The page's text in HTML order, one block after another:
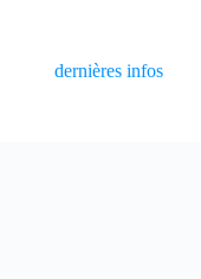
dernières infos